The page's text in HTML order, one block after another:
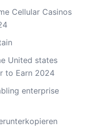
Cellular Casinos
United states
to Earn 2024
enterprise